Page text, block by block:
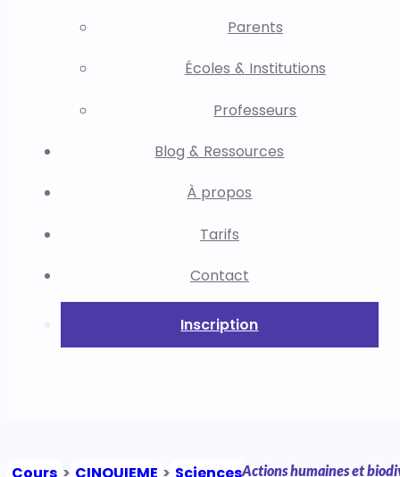
Parents
Écoles & Institutions
Professeurs
Blog & Ressources
À propos
Tarifs
Contact
Inscription
Cours > CINQUIEME > SciencesActions humaines et